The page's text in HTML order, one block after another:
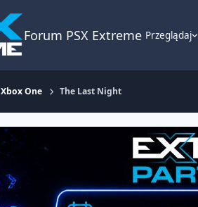
Forum PSX Extreme Przeglądaj
Xbox One The Last Night